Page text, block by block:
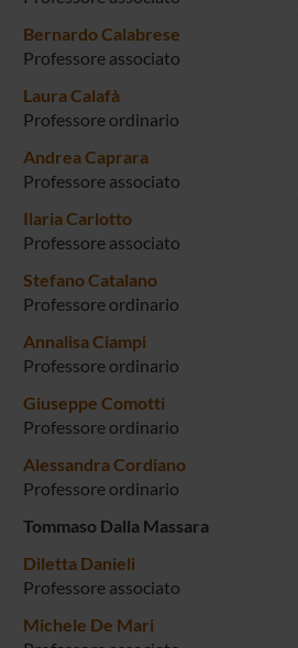
Bernardo Calabrese
Professore associato
Laura Calafà
Professore ordinario
Andrea Caprara
Professore associato
Ilaria Carlotto
Professore associato
Stefano Catalano
Professore ordinario
Annalisa Ciampi
Professore ordinario
Giuseppe Comotti
Professore ordinario
Alessandra Cordiano
Professore ordinario
Tommaso Dalla Massara
Diletta Danieli
Professore associato
Michele De Mari